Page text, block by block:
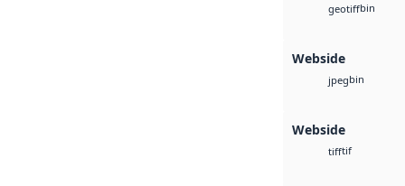
geotiffbin
Webside
jpegbin
Webside
tifftif